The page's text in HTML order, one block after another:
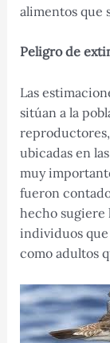
alimentos que
Peligro de
Las
sitúan a la
ubicadas en
muy
fueron
hecho sugiere
individuos
como adultos